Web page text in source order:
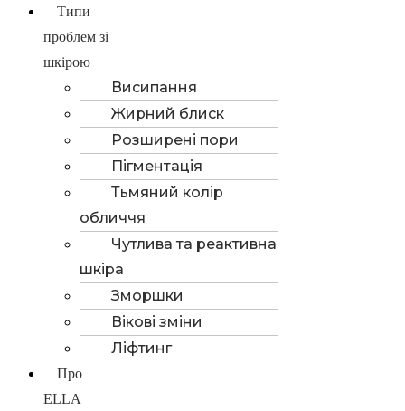
Типи
проблем зі
шкірою
Висипання
Жирний блиск
Розширені пори
Пігментація
Тьмяний колір
обличчя
Чутлива та реактивна
шкіра
Зморшки
Вікові зміни
Ліфтинг
Про
ELLA